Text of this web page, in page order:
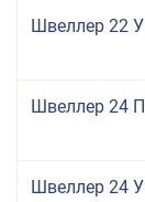
Швеллер 22 У
Швеллер 24 П
Швеллер 24 У